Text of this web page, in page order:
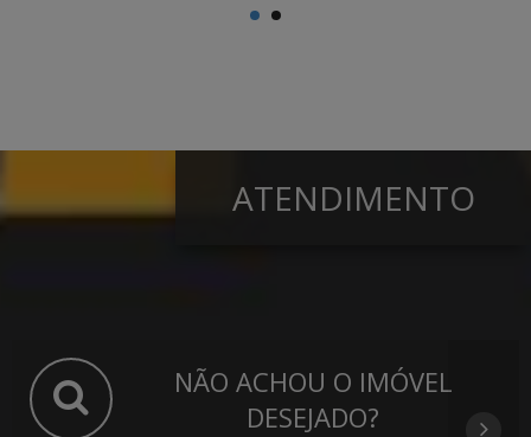
ATENDIMENTO
NÃO ACHOU O IMÓVEL
DESEJADO?